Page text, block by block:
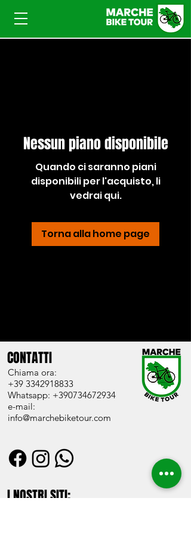
Nessun piano disponibile
Quando ci saranno piani
disponibili per l'acquisto, li
vedrai qui.
Torna alla home page
CONTATTI
Chiama ora:
+39 3342918833
Whatsapp: +390734672934
e-mail:
info@marchebiketour.com
I NOSTRI SITI: